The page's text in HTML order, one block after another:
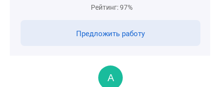
Рейтинг: 97%
Предложить работу